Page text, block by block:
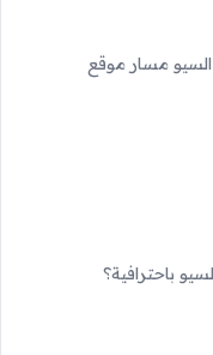
مسار موقع